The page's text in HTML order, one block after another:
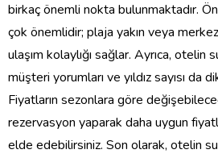
birkaç önemli nokta bulunmaktadır.
çok önemlidir; plaja yakın veya
ulaşım kolaylığı sağlar. Ayrıca, otelin
müşteri yorumları ve yıldız sayısı da
Fiyatların sezonlara göre
rezervasyon yaparak daha uygun
elde edebilirsiniz. Son olarak, otelin